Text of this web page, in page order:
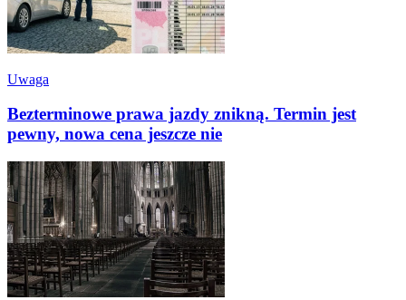
Uwaga
Bezterminowe prawa jazdy znikną. Termin jest
pewny, nowa cena jeszcze nie